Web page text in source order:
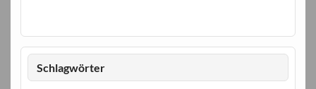
Schlagwörter